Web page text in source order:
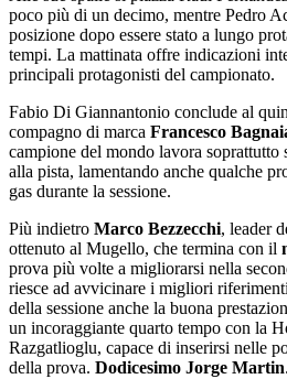
poco più di un decimo, mentre Pedro
posizione dopo essere stato a lungo
tempi. La mattinata offre indicazioni
principali protagonisti del campionato.
Fabio Di Giannantonio conclude al
compagno di marca Francesco
campione del mondo lavora soprattutto
alla pista, lamentando anche qualche
gas durante la sessione.
Più indietro Marco Bezzecchi, leader
ottenuto al Mugello, che termina con il
prova più volte a migliorarsi nella
riesce ad avvicinare i migliori
della sessione anche la buona
un incoraggiante quarto tempo con la
Razgatlioglu, capace di inserirsi nelle
della prova. Dodicesimo Jorge Martin.